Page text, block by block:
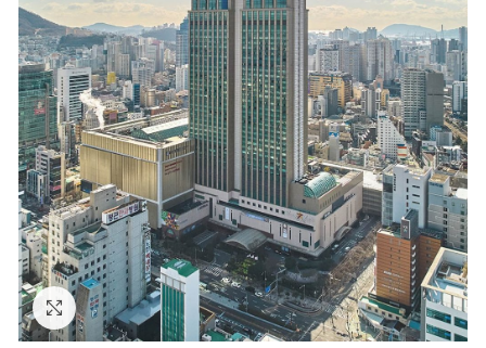
Zoom